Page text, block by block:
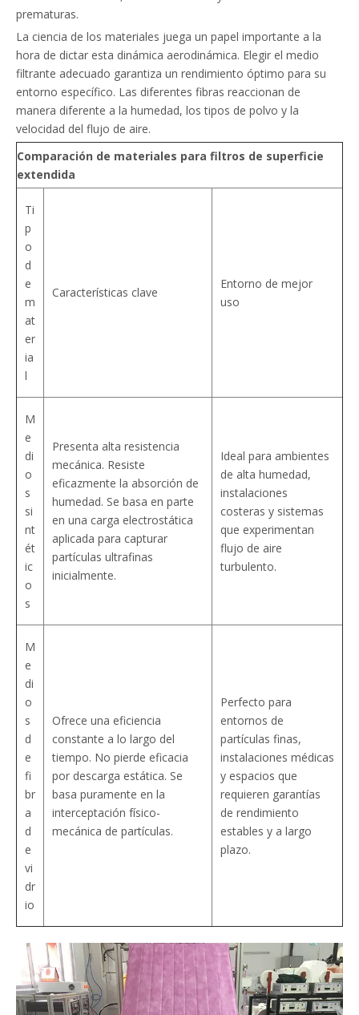
prematuras.
La ciencia de los materiales juega un papel importante a la
hora de dictar esta dinámica aerodinámica. Elegir el medio
filtrante adecuado garantiza un rendimiento óptimo para su
entorno específico. Las diferentes fibras reaccionan de
manera diferente a la humedad, los tipos de polvo y la
velocidad del flujo de aire.
Comparación de materiales para filtros de superficie
extendida
Ti
p
o
d
e
m
at
er
ia
l
Características clave
Entorno de mejor
uso
M
e
di
o
s
si
nt
ét
ic
o
s
Presenta alta resistencia
mecánica. Resiste
eficazmente la absorción de
humedad. Se basa en parte
en una carga electrostática
aplicada para capturar
partículas ultrafinas
inicialmente.
Ideal para ambientes
de alta humedad,
instalaciones
costeras y sistemas
que experimentan
flujo de aire
turbulento.
M
e
di
o
s
d
e
fi
br
a
d
e
vi
dr
io
Ofrece una eficiencia
constante a lo largo del
tiempo. No pierde eficacia
por descarga estática. Se
basa puramente en la
interceptación físico-
mecánica de partículas.
Perfecto para
entornos de
partículas finas,
instalaciones médicas
y espacios que
requieren garantías
de rendimiento
estables y a largo
plazo.